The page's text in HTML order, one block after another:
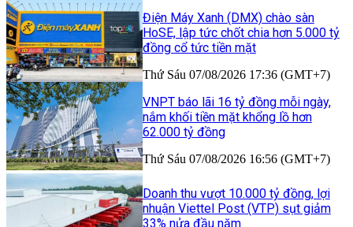
Điện Máy Xanh (DMX) chào sàn
HoSE, lập tức chốt chia hơn 5.000 tỷ
đồng cổ tức tiền mặt
Thứ Sáu 07/08/2026 17:36 (GMT+7)
VNPT báo lãi 16 tỷ đồng mỗi ngày,
nắm khối tiền mặt khổng lồ hơn
62.000 tỷ đồng
Thứ Sáu 07/08/2026 16:56 (GMT+7)
Doanh thu vượt 10.000 tỷ đồng, lợi
nhuận Viettel Post (VTP) sụt giảm
33% nửa đầu năm